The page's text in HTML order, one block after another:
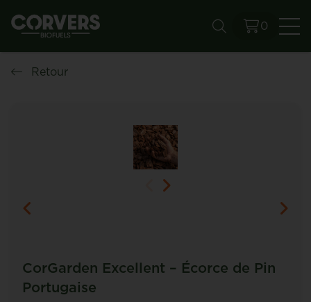
0
Retour
CorGarden Excellent – Écorce de Pin
Portugaise